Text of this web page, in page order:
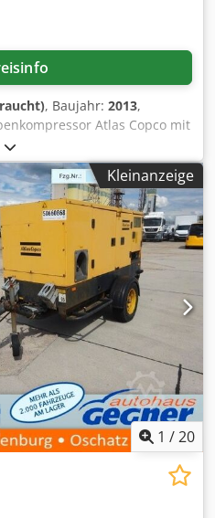
Verhindert
Geräusch- und
BETRIEBSBEREIT
, Baujahr: 2013,
Atlas Copco mit
11kW,
12,75bar,
Betriebsstunden:
Besichtigung vor Ort ist
Kleinanzeige
1 /20